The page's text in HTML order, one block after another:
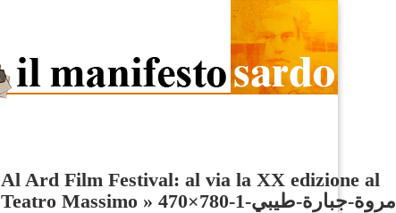
Al Ard Film Festival: al via la XX edizione al
Teatro Massimo » مروة-جبارة-طيبي-1-780×470